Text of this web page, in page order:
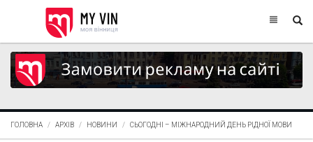
ГОЛОВНА АРХІВ НОВИНИ СЬОГОДНІ – МІЖНАРОДНИЙ ДЕНЬ РІДНОЇ МОВИ